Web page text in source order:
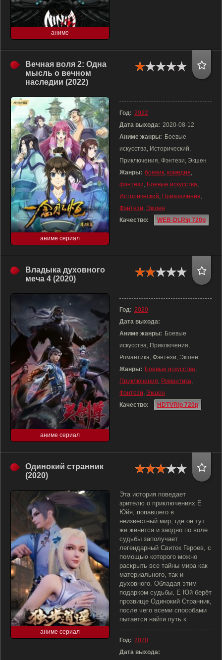
аниме
Вечная воля 2: Одна
мысль о вечном
наследии (2022)
аниме сериал
Год: 2022
Дата выхода: 2020-08-12
Аниме жанры: Боевые
искусства, Исторический,
Приключения, Фэнтези, Экшен
Жанры: боевик, комедия,
фэнтези, Боевые искусства,
Исторический, Приключения,
Фэнтези, Экшен
Качество:
WEB-DLRip 720p
Владыка духовного
меча 4 (2020)
аниме сериал
Год: 2020
Дата выхода:
Аниме жанры: Боевые
искусства, Приключения,
Романтика, Фэнтези, Экшен
Жанры: Боевые искусства,
Приключения, Романтика,
Фэнтези, Экшен
Качество:
HDTVRip 720p
Одинокий странник
(2020)
аниме сериал
Эта история поведает
зрителю о приключениях Е
Юйя, попавшего в
неизвестный мир, где он тут
же женится и заодно по воле
судьбы заполучает
легендарный Свиток Героев, с
помощью которого можно
раскрыть все тайны мира как
материального, так и
духовного. Обладая этим
подарком судьбы, Е Юй берёт
прозвище Одинокий Странник,
после чего всеми способами
пытается найти путь к
Год: 2020
Дата выхода: